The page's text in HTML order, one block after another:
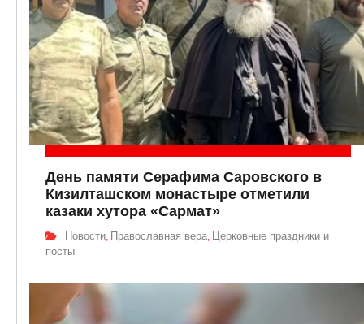
День памяти Серафима Саровского в
Кизилташском монастыре отметили
казаки хутора «Сармат»
Новости, Православная вера,
Церковные праздники и
посты